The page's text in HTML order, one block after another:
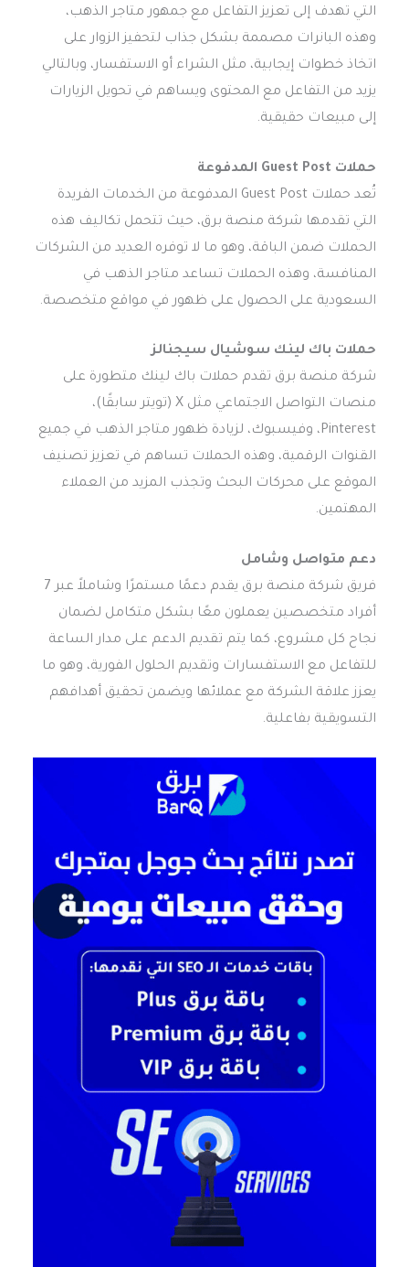
التي تهدف إلى تعزيز التفاعل مع جمهور متاجر الذهب،
وهذه البانرات مصممة بشكل جذاب لتحفيز الزوار على
اتخاذ خطوات إيجابية، مثل الشراء أو الاستفسار، وبالتالي
يزيد من التفاعل مع المحتوى ويساهم في تحويل الزيارات
إلى مبيعات حقيقية.
حملات Guest Post المدفوعة
تُعد حملات Guest Post المدفوعة من الخدمات الفريدة
التي تقدمها شركة منصة برق، حيث تتحمل تكاليف هذه
الحملات ضمن الباقة، وهو ما لا توفره العديد من الشركات
المنافسة، وهذه الحملات تساعد متاجر الذهب في
السعودية على الحصول على ظهور في مواقع متخصصة.
حملات باك لينك سوشيال سيجنالز
شركة منصة برق تقدم حملات باك لينك متطورة على
منصات التواصل الاجتماعي مثل X (تويتر سابقًا)،
Pinterest، وفيسبوك، لزيادة ظهور متاجر الذهب في جميع
القنوات الرقمية، وهذه الحملات تساهم في تعزيز تصنيف
الموقع على محركات البحث وتجذب المزيد من العملاء
المهتمين.
دعم متواصل وشامل
فريق شركة منصة برق يقدم دعمًا مستمرًا وشاملاً عبر 7
أفراد متخصصين يعملون معًا بشكل متكامل لضمان
نجاح كل مشروع، كما يتم تقديم الدعم على مدار الساعة
للتفاعل مع الاستفسارات وتقديم الحلول الفورية، وهو ما
يعزز علاقة الشركة مع عملائها ويضمن تحقيق أهدافهم
التسويقية بفاعلية.